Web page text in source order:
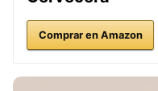
Comprar en Amazon